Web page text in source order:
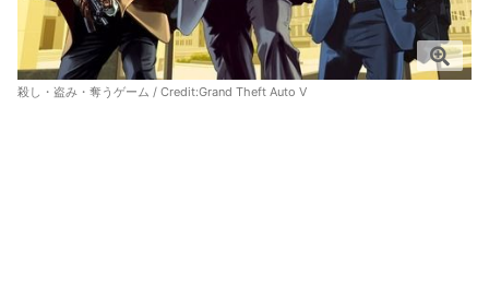
殺し・盗み・奪うゲーム / Credit:Grand Theft Auto V